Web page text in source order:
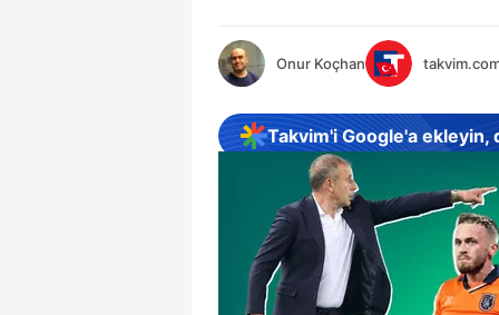
Onur Koçhan
Takvim'i Google'a ekleyin,